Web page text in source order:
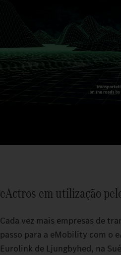
eActros em utilização
Cada vez mais empresas de
passo para a eMobility com o
Eurolink de Ljungbyhed, na